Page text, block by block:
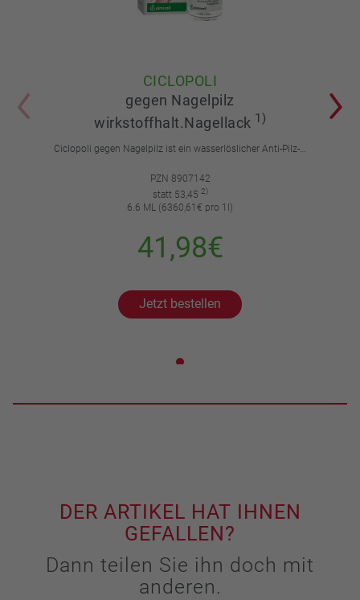
CICLOPOLI
gegen Nagelpilz
wirkstoffhalt.Nagellack 1)
Ciclopoli gegen Nagelpilz ist ein wasserlöslicher Anti-Pilz-Lack mit Tiefwirk-Effekt. Einfach anzuwenden. Stark in der Wirkung.
PZN 8907142
statt 53,45 2)
6.6 ML (6360,61€ pro 1l)
41,98€
Jetzt bestellen
DER ARTIKEL HAT IHNEN
GEFALLEN?
Dann teilen Sie ihn doch mit
anderen.